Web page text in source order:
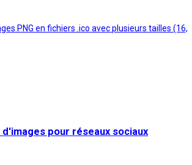
PNG en fichiers .ico avec plusieurs tailles (16,
pour réseaux sociaux